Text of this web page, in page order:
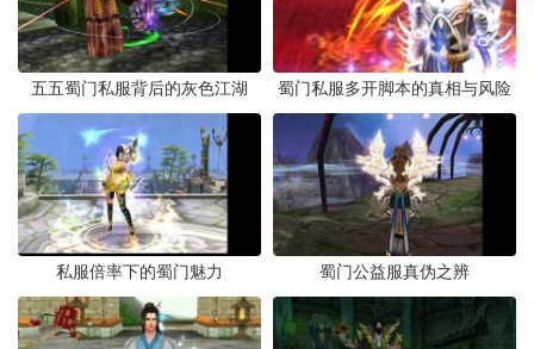
五五蜀门私服背后的灰色江湖 蜀门私服多开脚本的真相与风险
私服倍率下的蜀门魅力 蜀门公益服真伪之辨